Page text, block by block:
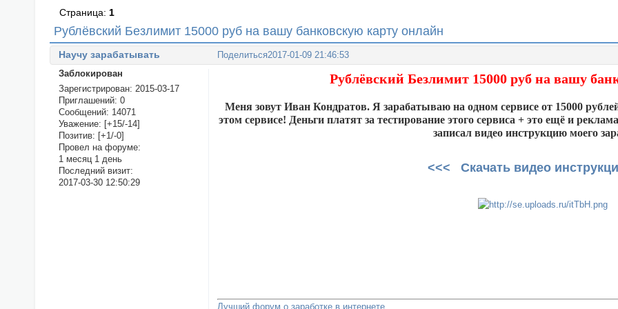
Рублёвский Безлимит 15000 руб на вашу банковскую карту онлайн
Страница: 1
Поделиться2017-01-09 21:46:53
Научу зарабатывать
Заблокирован
Зарегистрирован: 2015-03-17
Приглашений: 0
Сообщений: 14071
Уважение: [+15/-14]
Позитив: [+1/-0]
Провел на форуме:
1 месяц 1 день
Последний визит:
2017-03-30 12:50:29
Рублёвский Безлимит 15000 руб на вашу
Меня зовут Иван Кондратов. Я зарабатываю на одном сервисе от 15000
этом сервисе! Деньги платят за тестирование этого сервиса + это ещё и
записал видео инструкцию моего
<<< Скачать видео
Лучший форум о заработке в интернете